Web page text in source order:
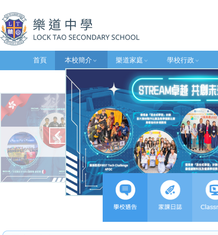
首頁 本校簡介 樂道家庭 學校行政